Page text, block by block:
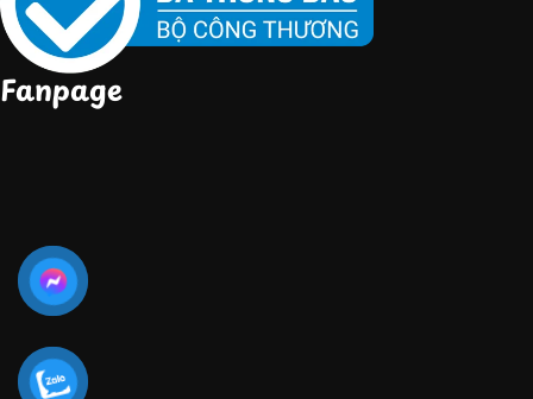
Fanpage